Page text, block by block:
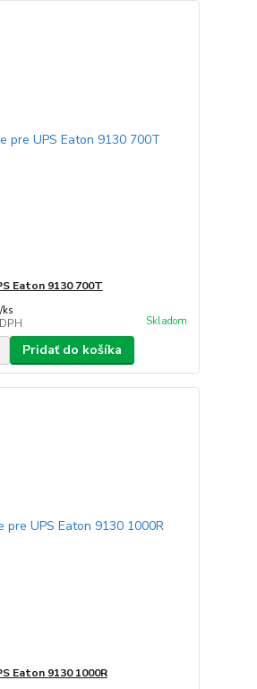
Eaton 9130 700T
/ks
Skladom
Pridať do košíka
Eaton 9130 1000R